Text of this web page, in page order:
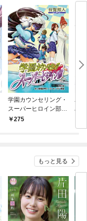
学園カウンセリング・
スーパーヒロイン部
（１）
275
パ
み
もっと見る